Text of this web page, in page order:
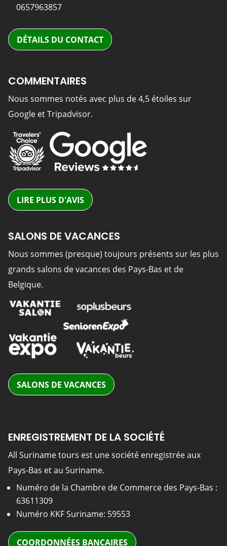
0657963857
DÉTAILS DU CONTACT
COMMENTAIRES
Nous sommes notés avec plus de 4,5 étoiles sur
Google et Tripadvisor.
LIRE PLUS D'AVIS
SALONS DE VACANCES
Nous sommes (presque) toujours présents sur les plus
grands salons de vacances des Pays-Bas et de
Belgique.
SALONS DE VACANCES
ENREGISTREMENT DE LA SOCIÉTÉ
All Suriname tours est une société enregistrée aux
Pays-Bas et au Suriname.
Numéro de la Chambre de Commerce des Pays-Bas :
63611309
Numéro KKF Suriname: 59553
COORDONNÉES BANCAIRES